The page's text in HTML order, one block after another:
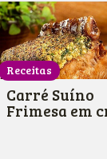
Receitas
Carré Suíno
Frimesa em